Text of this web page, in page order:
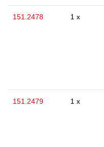
151.2478 1 x
151.2479 1 x